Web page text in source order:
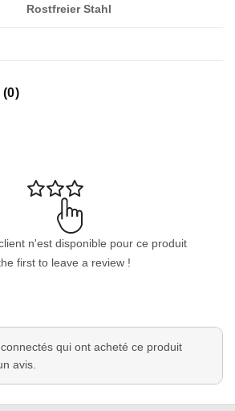
Rostfreier Stahl
(0)
n'est disponible pour ce produit
first to leave a review !
qui ont acheté ce produit
avis.